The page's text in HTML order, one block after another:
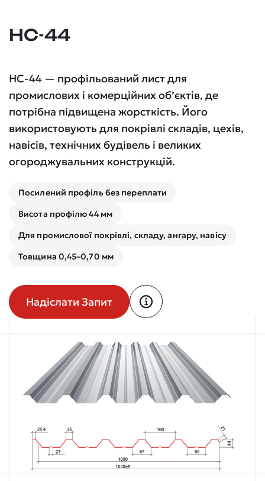
НС-44
НС-44 — профільований лист для
промислових і комерційних об’єктів, де
потрібна підвищена жорсткість. Його
використовують для покрівлі складів, цехів,
навісів, технічних будівель і великих
огороджувальних конструкцій.
Посилений профіль без переплати
Висота профілю 44 мм
Для промислової покрівлі, складу, ангару, навісу
Товщина 0,45–0,70 мм
Надіслати Запит